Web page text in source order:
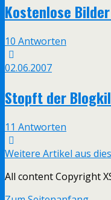
Kostenlose
10 Antworten
02.06.2007
Stopft der
11 Antworten
Weitere Artikel aus
All content Copyright